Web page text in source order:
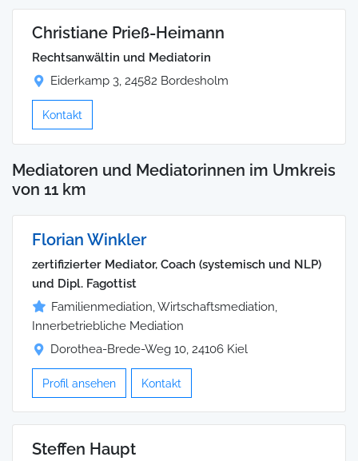
Christiane Prieß-Heimann
Rechtsanwältin und Mediatorin
Eiderkamp 3, 24582 Bordesholm
Kontakt
Mediatoren und Mediatorinnen im Umkreis
von 11 km
Florian Winkler
zertifizierter Mediator, Coach (systemisch und NLP)
und Dipl. Fagottist
Familienmediation, Wirtschaftsmediation,
Innerbetriebliche Mediation
Dorothea-Brede-Weg 10, 24106 Kiel
Profil ansehen Kontakt
Steffen Haupt